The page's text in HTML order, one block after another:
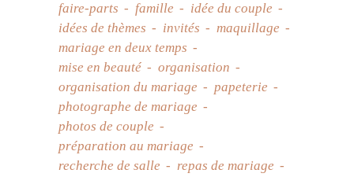
faire-parts
famille
idée du couple
idées de thèmes
invités
maquillage
mariage en deux temps
mise en beauté
organisation
organisation du mariage
papeterie
photographe de mariage
photos de couple
préparation au mariage
recherche de salle
repas de mariage